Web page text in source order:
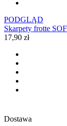
PODGLĄD
Skarpety frotte
17,90 zł
Dostawa